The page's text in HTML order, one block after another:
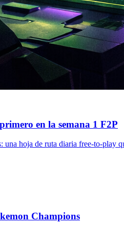
en la semana 1 F2P
una hoja de ruta diaria free-to-play
Champions